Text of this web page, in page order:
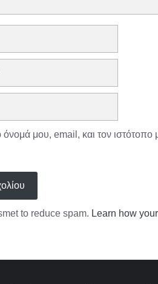
μου, email, και τον
to reduce spam. Learn how